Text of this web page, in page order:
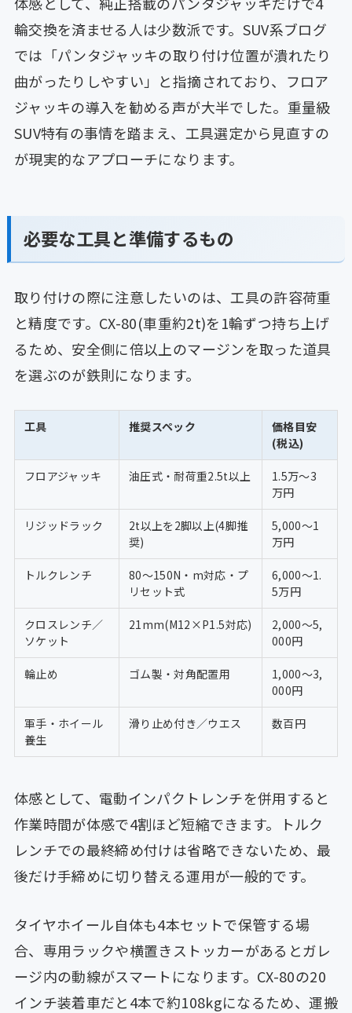
輪交換を済ませる人は少数派です。SUV系ブログ
では「パンタジャッキの取り付け位置が潰れたり
曲がったりしやすい」と指摘されており、フロア
ジャッキの導入を勧める声が大半でした。重量級
SUV特有の事情を踏まえ、工具選定から見直すの
が現実的なアプローチになります。
必要な工具と準備するもの
取り付けの際に注意したいのは、工具の許容荷重
と精度です。CX-80(車重約2t)を1輪ずつ持ち上げ
るため、安全側に倍以上のマージンを取った道具
を選ぶのが鉄則になります。
工具 推奨スペック
価格目安
(税込)
フロアジャッキ 油圧式・耐荷重2.5t以上
1.5万〜3
万円
リジッドラック
2t以上を2脚以上(4脚推
奨)
5,000〜1
万円
トルクレンチ
80〜150N・m対応・プ
リセット式
6,000〜1.
5万円
クロスレンチ／
ソケット
21mm(M12×P1.5対応)
2,000〜5,
000円
輪止め ゴム製・対角配置用
1,000〜3,
000円
軍手・ホイール
養生
滑り止め付き／ウエス 数百円
体感として、電動インパクトレンチを併用すると
作業時間が体感で4割ほど短縮できます。トルク
レンチでの最終締め付けは省略できないため、最
後だけ手締めに切り替える運用が一般的です。
タイヤホイール自体も4本セットで保管する場
合、専用ラックや横置きストッカーがあるとガレ
ージ内の動線がスマートになります。CX-80の20
インチ装着車だと4本で約108kgになるため、運搬